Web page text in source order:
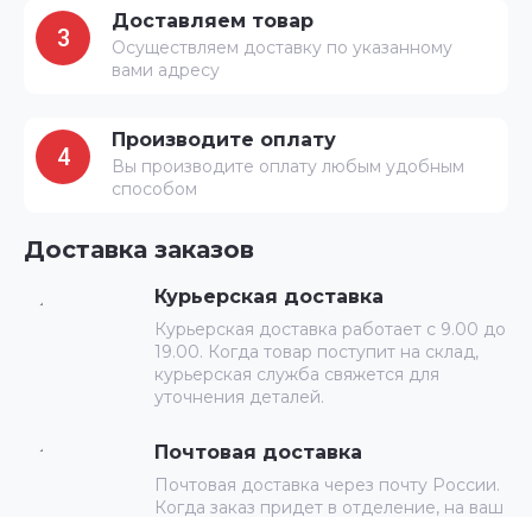
3
Доставляем товар
Осуществляем доставку по указанному
вами адресу
4
Производите оплату
Вы производите оплату любым удобным
способом
Доставка заказов
Курьерская доставка
Курьерская доставка работает с 9.00 до
19.00. Когда товар поступит на склад,
курьерская служба свяжется для
уточнения деталей.
Почтовая доставка
Почтовая доставка через почту России.
Когда заказ придет в отделение, на ваш